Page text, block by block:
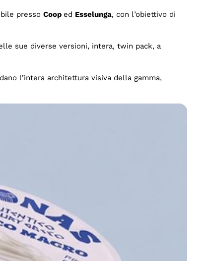
presso Coop ed Esselunga, con l’obiettivo di
sue diverse versioni, intera, twin pack, a
l’intera architettura visiva della gamma,